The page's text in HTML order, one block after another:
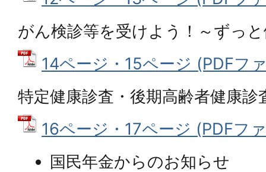
がん検診等を受けよう！～ずっ
14ページ・15ページ (PDFフ
特定健康診査・後期高齢者健康診
16ページ・17ページ (PDFフ
国民年金からのお知らせ